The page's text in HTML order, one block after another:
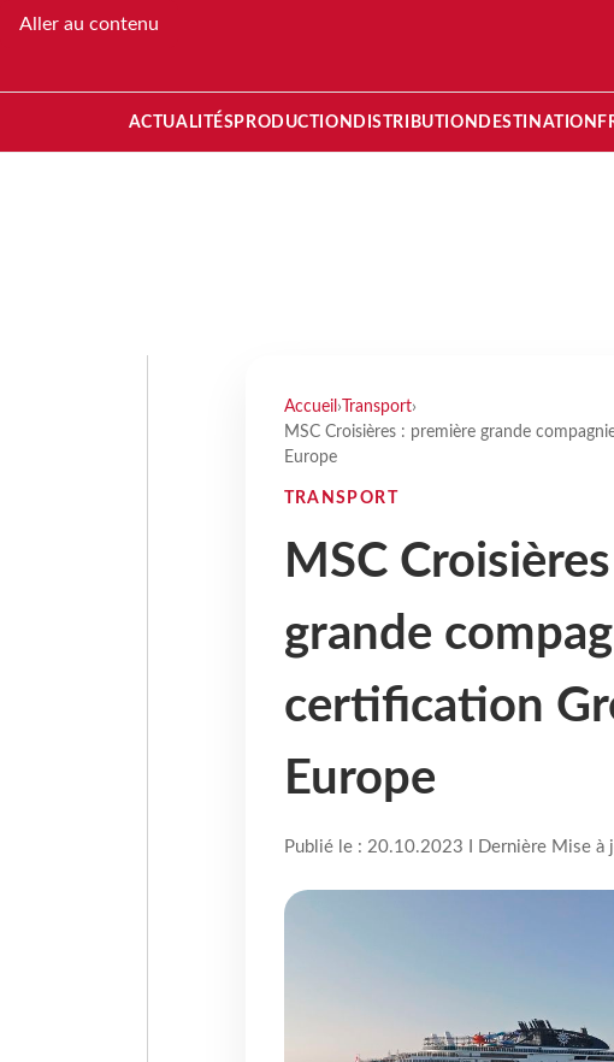
Aller au contenu
ACTUALITÉS PRODUCTION DISTRIBUTION DESTINATION
Accueil › Transport›
MSC Croisières : première grande
Europe
TRANSPORT
MSC
grande
certification
Europe
Publié le : 20.10.2023 I Dernière Mise à